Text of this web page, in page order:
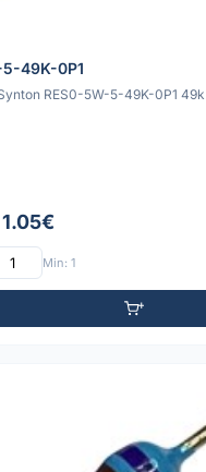
5-49K-0P1
RES0-5W-5-49K-0P1
Min: 1